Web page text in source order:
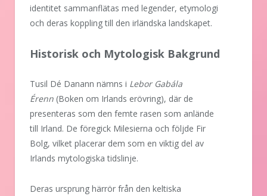
identitet sammanflätas med legender, etymologi
och deras koppling till den irländska landskapet.
Historisk och Mytologisk Bakgrund
Tusil Dé Danann nämns i Lebor Gabála
Érenn (Boken om Irlands erövring), där de
presenteras som den femte rasen som anlände
till Irland. De föregick Milesierna och följde Fir
Bolg, vilket placerar dem som en viktig del av
Irlands mytologiska tidslinje.
Deras ursprung härrör från den keltiska